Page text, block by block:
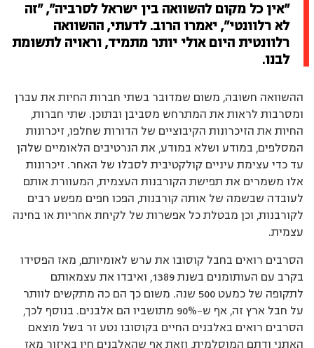
”אין כל מקום להשוואה בין ישראל לסרביה”, ”זה
לא רלוונטי”, יאמרו הרוב. לדעתי, ההשוואה
רלוונטית היום אולי יותר מתמיד, וראויה לתשומת
לבנו.
ההשוואה חשובה, משום שמדובר בשתי חברות החיות את עברן
ומסרבות לראות את המתרחש מסביבן ובתוכן. שתי חברות,
החיות את הזיכרונות הקיבוציים של הדורות שחלפו, זיכרונות
המסלפים, במודע ושלא במודע, את הנרטיבים הלאומיים שלהן
עד כדי עצימת עיניים קולקטיבית לסבלו של האחר. זיכרונות
אלו משמרים את תפישת הקורבנות העצמית, המעוורת אותם
לעובדה שבשמה של אותה קורבנות, הפכו חפים מפשע רבים
לקורבנות, וכן מבטלת כל אפשרות של לקיחת אחריות או בחינה
עצמית.
הסרבים רואים בחבל קוסובו את ערש לאומיותם, מאז הפסידו
בקרב עם העותומנים בשנת 1389, ואיבדו את עצמאותם
לתקופה של כמעט 500 שנה. משום כך הם כה מתקשים לוותר
על חבל ארץ זה, אף ש-90% מתושביו הם אלבנים. בנוסף לכך,
הסרבים רואים באלבנים החיים בקוסובו נטע זר בשל מוצאם
האתני ודתם המוסלמית, וזאת אף שהאלבנים חיו באיזור מאז